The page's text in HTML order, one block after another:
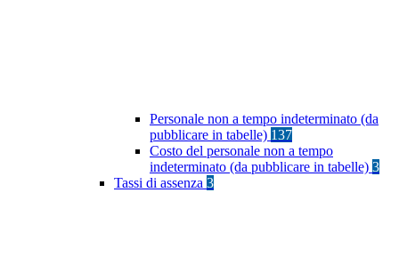
Personale non a tempo indeterminato (da
pubblicare in tabelle) 137
Costo del personale non a tempo
indeterminato (da pubblicare in tabelle) 3
Tassi di assenza 3